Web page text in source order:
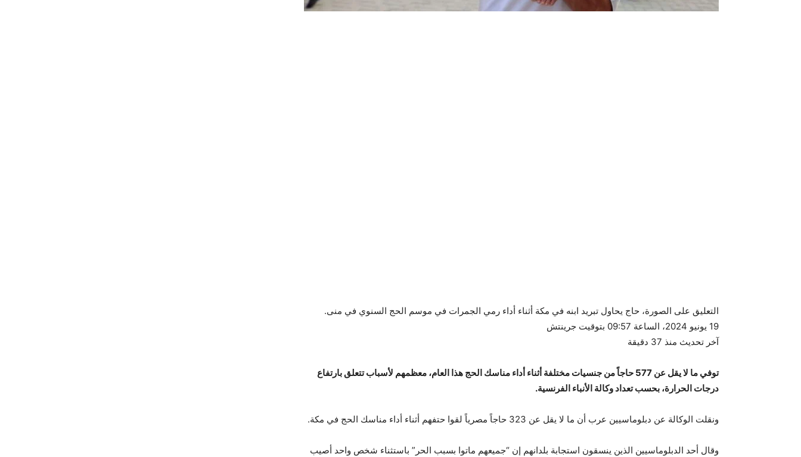
التعليق على الصورة، حاج يحاول تبريد ابنه في مكة أثناء أداء رمي الجمرات في موسم الحج السنوي في منى.
19 يونيو 2024، الساعة 09:57 بتوقيت جرينتش
آخر تحديث منذ 37 دقيقة
توفي ما لا يقل عن 577 حاجاً من جنسيات مختلفة أثناء أداء مناسك الحج هذا العام، معظمهم لأسباب تتعلق بارتفاع
درجات الحرارة، بحسب تعداد وكالة الأنباء الفرنسية.
ونقلت الوكالة عن دبلوماسيين عرب أن ما لا يقل عن 323 حاجاً مصرياً لقوا حتفهم أثناء أداء مناسك الحج في مكة.
وقال أحد الدبلوماسيين الذين ينسقون استجابة بلدانهم إن “جميعهم ماتوا بسبب الحر” باستثناء شخص واحد أصيب